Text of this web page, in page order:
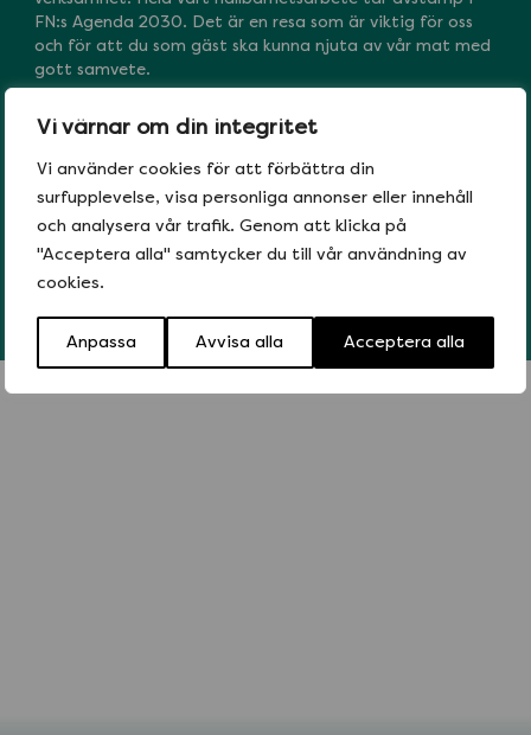
Vi värnar om din integritet
Vi använder cookies för att förbättra din
surfupplevelse, visa personliga annonser eller innehåll
och analysera vår trafik. Genom att klicka på
"Acceptera alla" samtycker du till vår användning av
cookies.
Anpassa Avvisa alla Acceptera alla
FN:s Agenda 2030. Det är en resa som är viktig för oss
och för att du som gäst ska kunna njuta av vår mat med
gott samvete.
De mål vi jobbar extra med är:
MÅL 8 – Anständiga arbetsvillkor och ekonomisk
tillväxt
MÅL 10 – Minskad ojämlikhet
MÅL 12 – Hållbar konsumtion och produktion